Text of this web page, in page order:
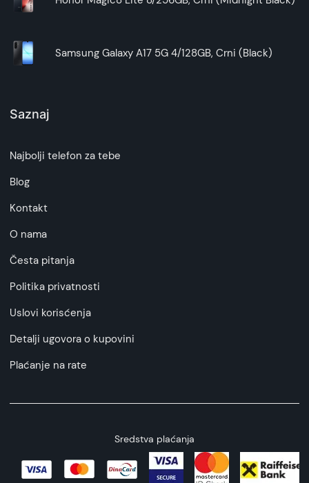
Samsung Galaxy A17 5G 4/128GB, Crni (Black)
Saznaj
Najbolji telefon za tebe
Blog
Kontakt
O nama
Česta pitanja
Politika privatnosti
Uslovi korisćenja
Detalji ugovora o kupovini
Plaćanje na rate
Sredstva plaćanja